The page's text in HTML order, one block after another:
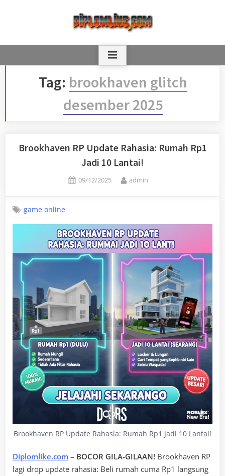
Tag: brookhaven glitch
desember 2025
Brookhaven RP Update Rahasia: Rumah Rp1
Jadi 10 Lantai!
Posted
09/12/2025 By
admin
game online
Brookhaven RP Update Rahasia: Rumah Rp1 Jadi 10 Lantai!
Diplomlike.com – BOCOR GILA-GILAAN! Brookhaven RP
lagi drop update rahasia: Beli rumah cuma Rp1 langsung